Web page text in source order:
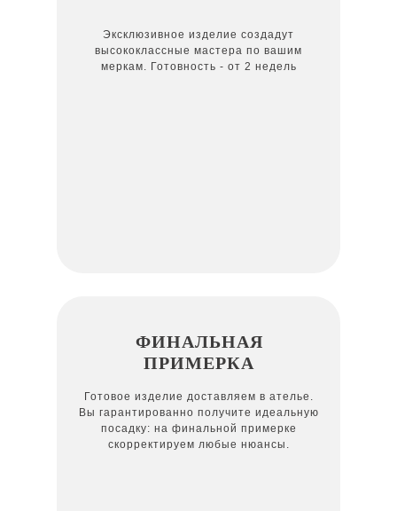
Готовое изделие доставляем в ателье.
Вы гарантированно получите идеальную
посадку: на финальной примерке
скорректируем любые нюансы.
ФИНАЛЬНАЯ
ПРИМЕРКА
Эксклюзивное изделие создадут
высококлассные мастера по вашим
меркам. Готовность - от 2 недель